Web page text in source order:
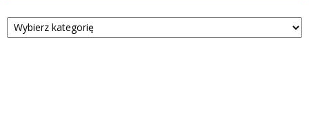
Kategorie